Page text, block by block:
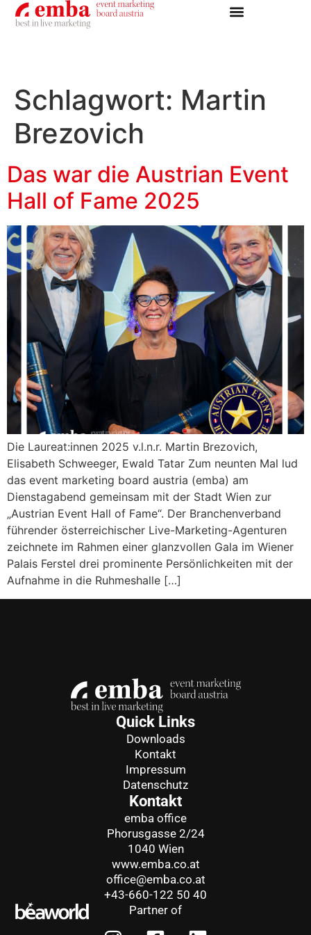
Schlagwort: Martin
Brezovich
Das war die Austrian Event
Hall of Fame 2025
Die Laureat:innen 2025 v.l.n.r. Martin Brezovich,
Elisabeth Schweeger, Ewald Tatar Zum neunten Mal lud
das event marketing board austria (emba) am
Dienstagabend gemeinsam mit der Stadt Wien zur
„Austrian Event Hall of Fame“. Der Branchenverband
führender österreichischer Live-Marketing-Agenturen
zeichnete im Rahmen einer glanzvollen Gala im Wiener
Palais Ferstel drei prominente Persönlichkeiten mit der
Aufnahme in die Ruhmeshalle […]
Quick Links
Downloads
Kontakt
Impressum
Datenschutz
Kontakt
emba office
Phorusgasse 2/24
1040 Wien
www.emba.co.at
office@emba.co.at
+43-660-122 50 40
Partner of